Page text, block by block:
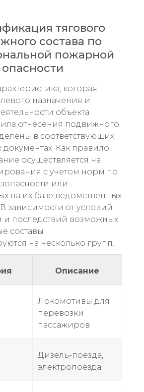
тягового
состава по
пожарной
опасности
которая
назначения и
объекта
отнесения подвижного
в соответствующих
Как правило,
осуществляется на
с учетом норм по
или
на их базе ведомственных
зависимости от условий
и последствий возможных
составы
на несколько групп.
Описание
Локомотивы для
перевозки
пассажиров
Дизель-поезда,
электропоезда